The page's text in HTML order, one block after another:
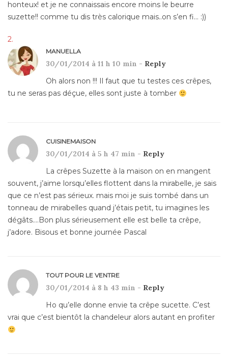
honteux! et je ne connaissais encore moins le beurre
suzette!! comme tu dis très calorique mais..on s’en fi… :))
MANUELLA
30/01/2014 à 11 h 10 min - Reply
Oh alors non !!! Il faut que tu testes ces crêpes,
tu ne seras pas déçue, elles sont juste à tomber
CUISINEMAISON
30/01/2014 à 5 h 47 min - Reply
La crêpes Suzette à la maison on en mangent
souvent, j’aime lorsqu’elles flottent dans la mirabelle, je sais
que ce n’est pas sérieux. mais moi je suis tombé dans un
tonneau de mirabelles quand j’étais petit, tu imagines les
dégâts….Bon plus sérieusement elle est belle ta crêpe,
j’adore. Bisous et bonne journée Pascal
TOUT POUR LE VENTRE
30/01/2014 à 8 h 43 min - Reply
Ho qu’elle donne envie ta crêpe sucette. C’est
vrai que c’est bientôt la chandeleur alors autant en profiter